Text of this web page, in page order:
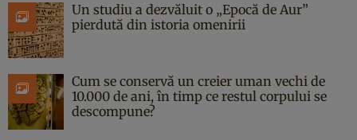
Un studiu a dezvăluit o „Epocă de Aur”
pierdută din istoria omenirii
Cum se conservă un creier uman vechi de
10.000 de ani, în timp ce restul corpului se
descompune?